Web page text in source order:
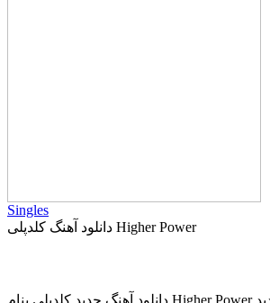
Singles
دانلود آهنگ کلدپلی Higher Power
دانلود آهنگ جدید کلدپلی بنام Higher Power دانلود موزیک جدید